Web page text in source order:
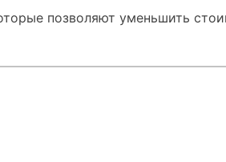
позволяют уменьшить